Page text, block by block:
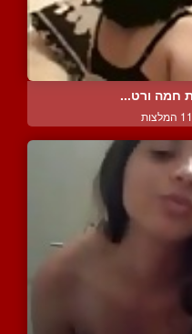
חמה ורט...
11 המלצות